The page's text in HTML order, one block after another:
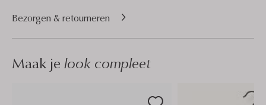
Bezorgen & retourneren
Maak je look compleet